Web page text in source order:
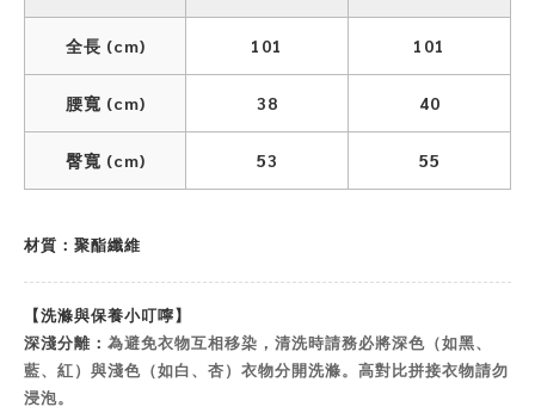
全長 (cm) 101 101
腰寬 (cm) 38 40
臀寬 (cm) 53 55
材質：聚酯纖維
【洗滌與保養小叮嚀】
深淺分離： 為避免衣物互相移染，清洗時請務必將深色（如黑、
藍、紅）與淺色（如白、杏）衣物分開洗滌。高對比拼接衣物請勿
浸泡。